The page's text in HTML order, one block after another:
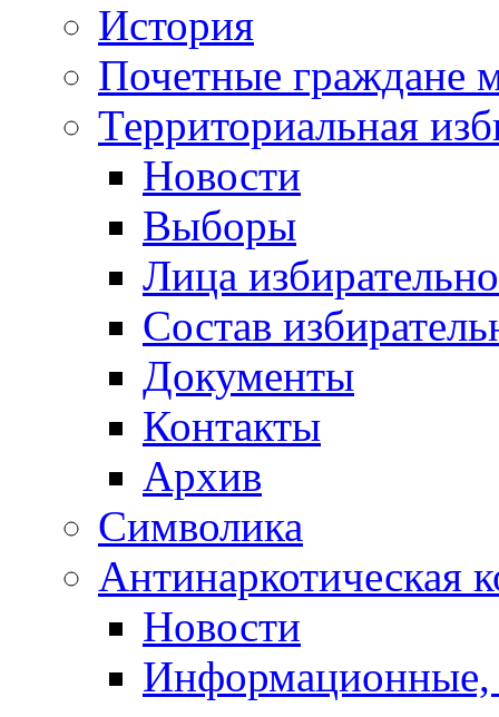
История
Почетные граждане
Территориальная
Новости
Выборы
Лица
Состав
Документы
Контакты
Архив
Символика
Антинаркотическая
Новости
Информационные,